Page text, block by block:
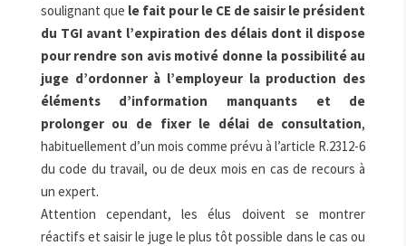
soulignant que le fait pour le CE de saisir le président
du TGI avant l’expiration des délais dont il dispose
pour rendre son avis motivé donne la possibilité au
juge d’ordonner à l’employeur la production des
éléments d’information manquants et de
prolonger ou de fixer le délai de consultation,
habituellement d’un mois comme prévu à l’article R.2312-6
du code du travail, ou de deux mois en cas de recours à
un expert.
Attention cependant, les élus doivent se montrer
réactifs et saisir le juge le plus tôt possible dans le cas ou